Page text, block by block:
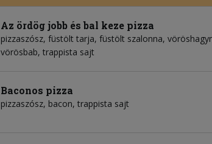
Az ördög jobb és bal keze pizza
pizzaszósz, füstölt tarja, füstölt szalonna,
vörösbab, trappista sajt
Baconos pizza
pizzaszósz, bacon, trappista sajt